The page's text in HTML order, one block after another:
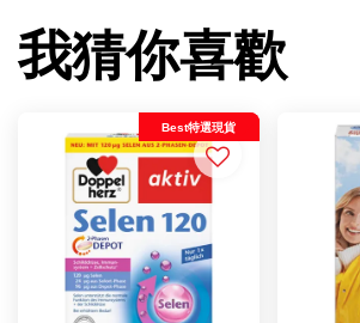
我猜你喜歡
Best特選現貨